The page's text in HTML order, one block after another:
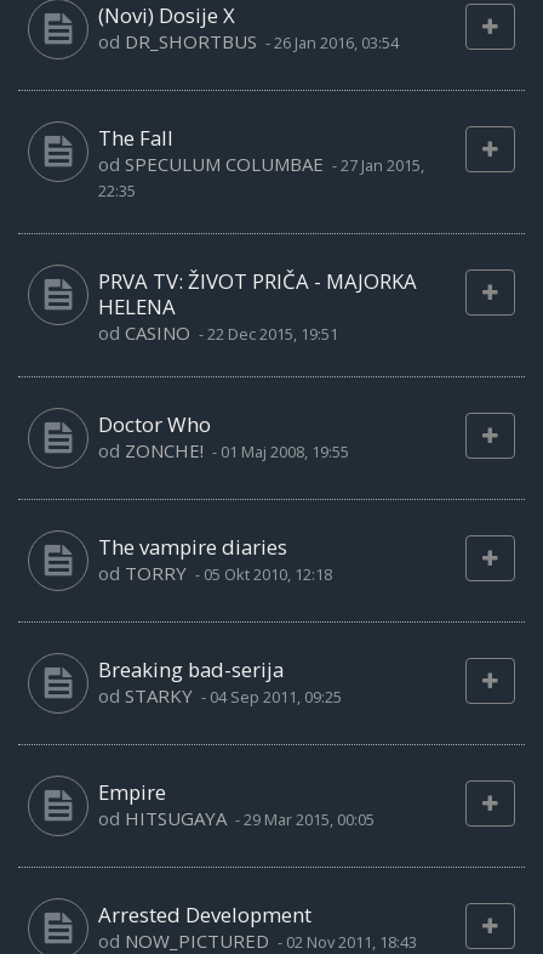
(Novi) Dosije X
od DR_SHORTBUS -26 Jan 2016, 03:54
The Fall
od SPECULUM COLUMBAE -27 Jan 2015,
22:35
PRVA TV: ŽIVOT PRIČA - MAJORKA
HELENA
od CASINO -22 Dec 2015, 19:51
Doctor Who
od ZONCHE! - 01 Maj 2008, 19:55
The vampire diaries
od TORRY - 05 Okt 2010, 12:18
Breaking bad-serija
od STARKY - 04 Sep 2011, 09:25
Empire
od HITSUGAYA -29 Mar 2015, 00:05
Arrested Development
od NOW_PICTURED - 02 Nov 2011, 18:43